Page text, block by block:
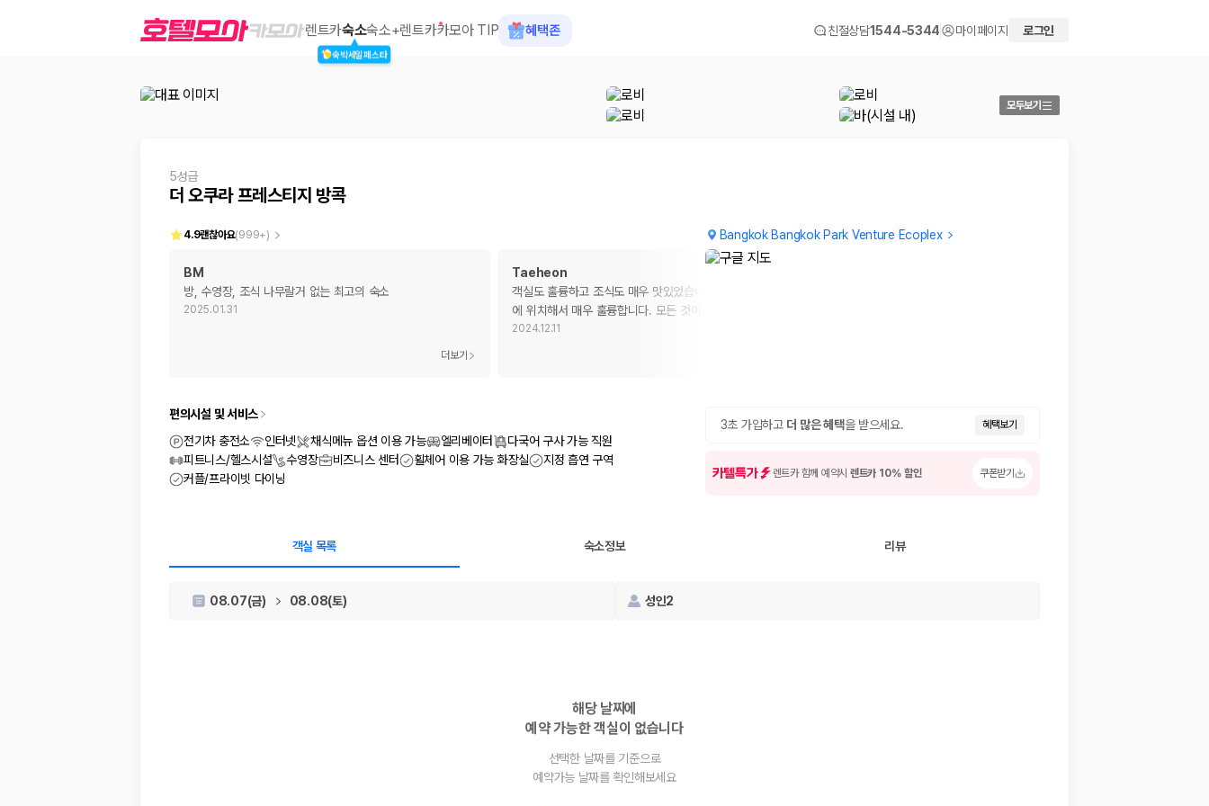
더 오쿠라 프레스티지 방콕
제주렌트카 가격비교는 카모아에서 한 번에
경차, 소형, 준중형, 중형, SUV, 승합차 등 여행 인원에 맞는 차종별 가격을 비교합니다.
일반자차, 완전자차, 슈퍼자차의 면책금과 보상 한도를 비교합니다.
제주공항 인수 조건 비교:셔틀 이동, 인수 위치, 반납 편의성을 함께 확인합니다.
비교 후 원하는 차량을 바로 예약할 수 있습니다.
제주렌트카 실시간 가격비교 바로가기
1. 단순 최저가가 아니라 실제 결제 조건을 비교하세요
제주렌트카 최저가는 차량 기본요금만으로 판단하기 어렵습니다. 보험 포함 여부, 면책금, 보상 한도, 옵션 비용, 취소 수수료를 함께 확인해야 실제로 저렴한 차량을 고를 수 있습니다.
렌트카숙소
숙박세일페스타
숙소+렌트카카모아 TIP 혜택존 친절상담1544-5344 마이페이지 로그인
모두보기
5성급
더 오쿠라 프레스티지 방콕
Bangkok Bangkok Park Venture Ecoplex
4.9괜찮아요(999+)
BM
방, 수영장, 조식 나무랄거 없는 최고의 숙소
2025.01.31
더보기
Taeheon
객실도 훌륭하고 조식도 매우 맛있었습니다. 위치도 방콕 시내
에 위치해서 매우 훌륭합니다. 모든 것이 좋았지만 저희가
2024.12.11
3초 가입하고 더 많은 혜택을 받으세요. 혜택보기
카텔특가 렌트카 함께 예약시 렌트카 10% 할인 쿠폰받기
편의시설 및 서비스
전기차 충전소
인터넷 채식메뉴 옵션 이용 가능 엘리베이터
다국어 구사 가능 직원
피트니스/헬스시설
수영장 비즈니스 센터 휠체어 이용 가능 화장실
지정 흡연 구역
커플/프라이빗 다이닝
객실 목록 숙소정보 리뷰
08.07(금) 08.08(토) 성인2
해당 날짜에
예약 가능한 객실이 없습니다
선택한 날짜를 기준으로
예약가능 날짜를 확인해보세요